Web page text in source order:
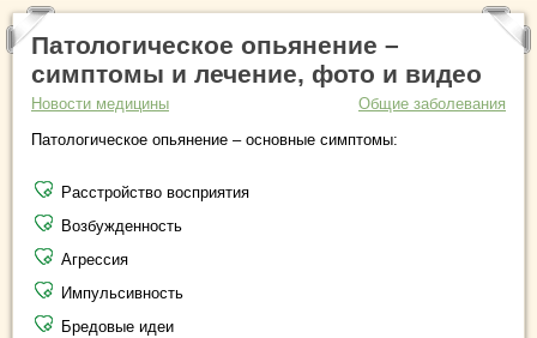
Патологическое опьянение –
симптомы и лечение, фото и видео
Новости медицины
Общие заболевания
Патологическое опьянение – основные симптомы:
Расстройство восприятия
Возбужденность
Агрессия
Импульсивность
Бредовые идеи